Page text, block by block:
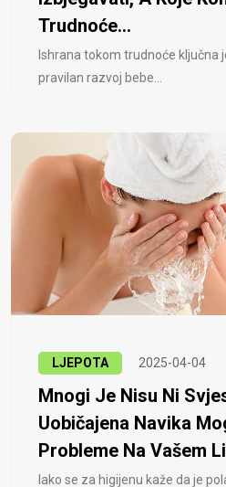
Trudnoće...
Ishrana tokom trudnoće ključna
pravilan razvoj bebe...
LJEPOTA 2025-04-04
Mnogi Je Nisu Ni
Uobičajena Navika
Probleme Na Vašem
Iako se za higijenu kaže da je